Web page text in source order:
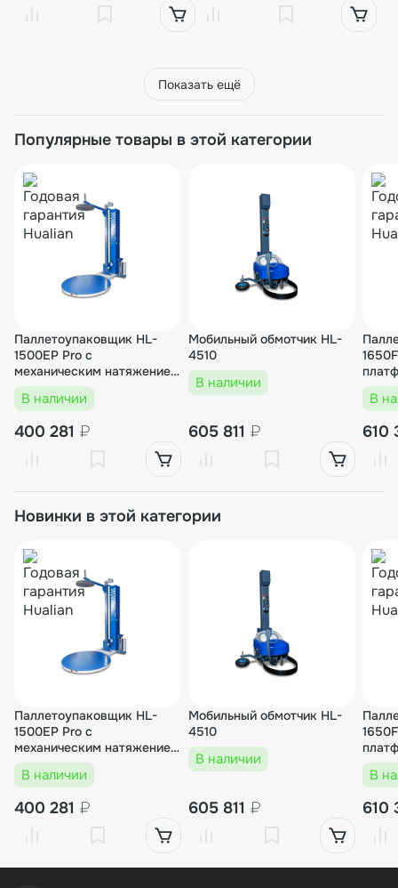
Показать ещё
Популярные товары в этой категории
Паллетоупаковщик HL-
1500ЕP Pro с
механическим натяжением
с прижимом
В наличии
400 281 ₽
Мобильный обмотчик HL-
4510
В наличии
605 811 ₽
В
610
Новинки в этой категории
Паллетоупаковщик HL-
1500ЕP Pro с
механическим натяжением
с прижимом
В наличии
400 281 ₽
Мобильный обмотчик HL-
4510
В наличии
605 811 ₽
В
610